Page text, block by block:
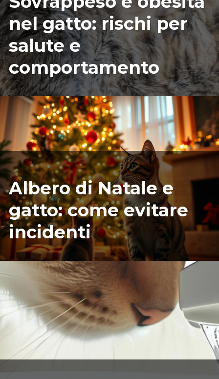
nel gatto: rischi per
salute e
comportamento
11/25/2025
ILARIAMARIANICRF
Albero di Natale e
gatto: come evitare
incidenti